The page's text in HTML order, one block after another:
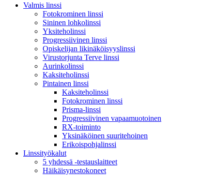
Valmis linssi
Fotokrominen linssi
Sininen lohkolinssi
Yksiteholinssi
Progressiivinen linssi
Opiskelijan likinäköisyyslinssi
Virustorjunta Terve linssi
Aurinkolinssi
Kaksiteholinssi
Pintainen linssi
Kaksiteholinssi
Fotokrominen linssi
Prisma-linssi
Progressiivinen vapaamuotoinen
RX-toiminto
Yksinäköinen suuritehoinen
Erikoispohjalinssi
Linssityökalut
5 yhdessä -testauslaitteet
Häikäisynestokoneet